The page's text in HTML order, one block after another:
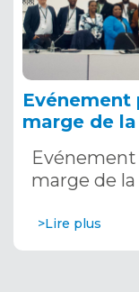
Evénement
marge de la
Systèmes
marge de la
>Lire plus